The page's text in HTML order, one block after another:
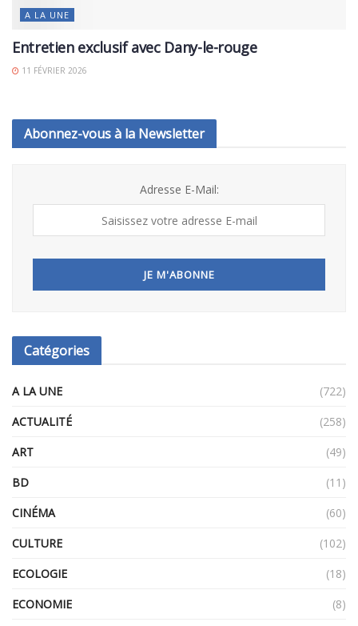
A LA UNE
Entretien exclusif avec Dany-le-rouge
11 FÉVRIER 2026
Abonnez-vous à la Newsletter
Adresse E-Mail:
Catégories
A LA UNE
(722)
ACTUALITÉ
(258)
ART
(49)
BD
(11)
CINÉMA
(60)
CULTURE
(102)
ECOLOGIE
(18)
ECONOMIE
(8)